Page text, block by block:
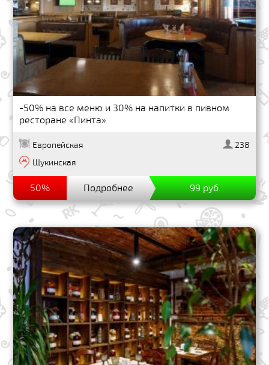
-50% на все меню и 30% на напитки в пивном
ресторане «Пинта»
Европейская
Щукинская
238
50% Подробнее 99 руб.